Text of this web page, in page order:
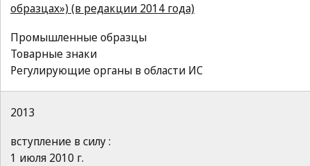
образцах») (в редакции 2014 года)
Промышленные образцы
Товарные знаки
Регулирующие органы в области ИС
2013
вступление в силу :
1 июля 2010 г.